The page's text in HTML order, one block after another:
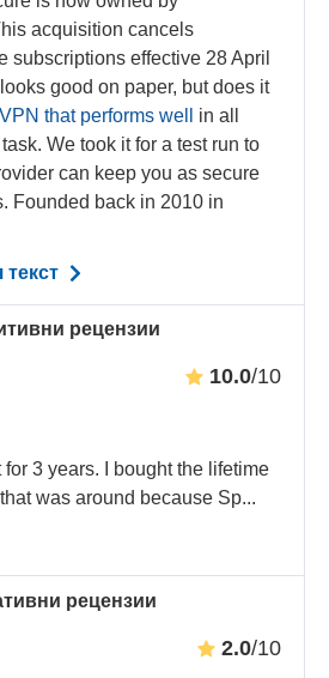
acquisition cancels
subscriptions effective 28 April
good on paper, but does it
that performs well
in all
We took it for a test run to
can keep you as secure
Founded back in 2010 in
текст
рецензии
10.0/10
for 3 years. I bought the lifetime
was around because Sp...
рецензии
2.0/10